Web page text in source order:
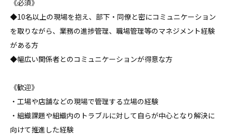
《必須》
◆10名以上の現場を抱え、部下・同僚と密にコミュニケーション
を取りながら、業務の進捗管理、職場管理等のマネジメント経験
がある方
◆幅広い関係者とのコミュニケーションが得意な方
《歓迎》
・工場や店舗などの現場で管理する立場の経験
・組織課題や組織内のトラブルに対して自らが中心となり解決に
向けて推進した経験